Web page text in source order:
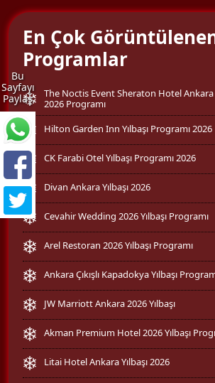
Bu
Sayfayı
Paylaş
En Çok
Programlar
The Noctis Event Sheraton Hotel Ankara
2026 Programı
Hilton Garden Inn Yılbaşı Programı 2026
CK Farabi Otel Yılbaşı Programı 2026
Divan Ankara Yılbaşı 2026
Cevahir Wedding 2026 Yılbaşı Programı
Arel Restoran 2026 Yılbaşı Programı
Ankara Çıkışlı Kapadokya Yılbaşı
JW Marriott Ankara 2026 Yılbaşı
Akman Premium Hotel 2026 Yılbaşı
Litai Hotel Ankara Yılbaşı 2026